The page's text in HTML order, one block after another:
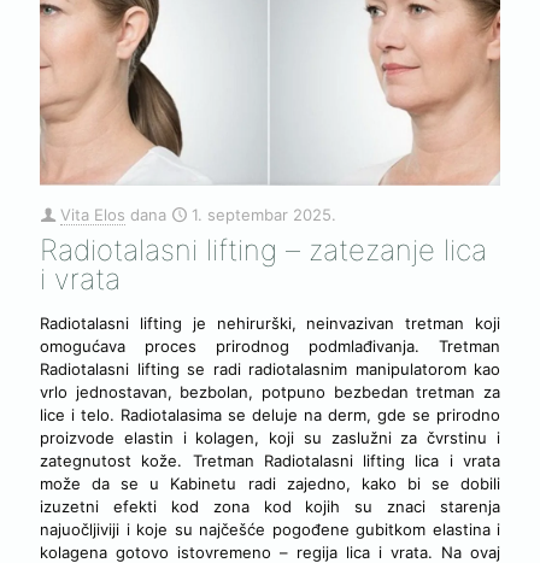
Vita Elos dana 1. septembar 2025.
Radiotalasni lifting – zatezanje lica
i vrata
Radiotalasni lifting je nehirurški, neinvazivan tretman koji
omogućava proces prirodnog podmlađivanja. Tretman
Radiotalasni lifting se radi radiotalasnim manipulatorom kao
vrlo jednostavan, bezbolan, potpuno bezbedan tretman za
lice i telo. Radiotalasima se deluje na derm, gde se prirodno
proizvode elastin i kolagen, koji su zaslužni za čvrstinu i
zategnutost kože. Tretman Radiotalasni lifting lica i vrata
može da se u Kabinetu radi zajedno, kako bi se dobili
izuzetni efekti kod zona kod kojih su znaci starenja
najuočljiviji i koje su najčešće pogođene gubitkom elastina i
kolagena gotovo istovremeno – regija lica i vrata. Na ovaj